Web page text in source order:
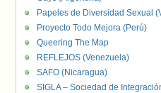
Papeles de Diversidad Sexual
Proyecto Todo Mejora (Perú)
Queering The Map
REFLEJOS (Venezuela)
SAFO (Nicaragua)
SIGLA – Sociedad de